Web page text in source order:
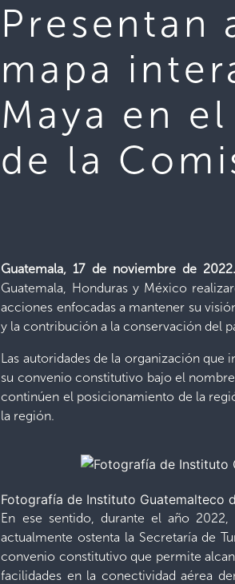
Presentan
mapa
Maya en
de la
Guatemala, 17 de noviembre de 2022.
Guatemala, Honduras y México
acciones enfocadas a mantener su
y la contribución a la conservación del
Las autoridades de la organización
su convenio constitutivo bajo el
continúen el posicionamiento de la
la región.
Fotografía de Instituto Guatemalteco
En ese sentido, durante el año
actualmente ostenta la Secretaría de
convenio constitutivo que permite
facilidades en la conectividad aérea